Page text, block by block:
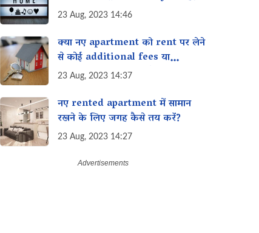
23 Aug, 2023 14:46
क्या नए apartment को rent पर लेने
से कोई additional fees या
hidden cost जुड़ी हुई है?
23 Aug, 2023 14:37
नए rented apartment में सामान
रखने के लिए जगह कैसे तय करें?
23 Aug, 2023 14:27